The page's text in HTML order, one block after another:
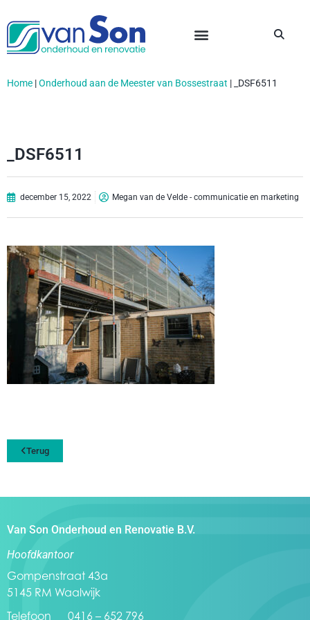
Home |Onderhoud aan de Meester van Bossestraat | _DSF6511
_DSF6511
december 15, 2022 Megan van de Velde - communicatie en marketing
Terug
Van Son Onderhoud en Renovatie B.V.
Hoofdkantoor
Gompenstraat 43a
5145 RM Waalwijk
Telefoon 0416 – 652 796